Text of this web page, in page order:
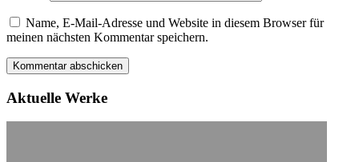
Name, E-Mail-Adresse und Website in diesem Browser für
meinen nächsten Kommentar speichern.
Aktuelle Werke